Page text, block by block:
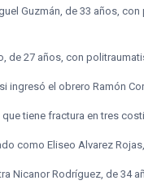
Guzmán, de 33 años,
de 27 años, con
el obrero Ramón
tiene fractura en tres
como Eliseo Alvarez
Nicanor Rodríguez, de 34